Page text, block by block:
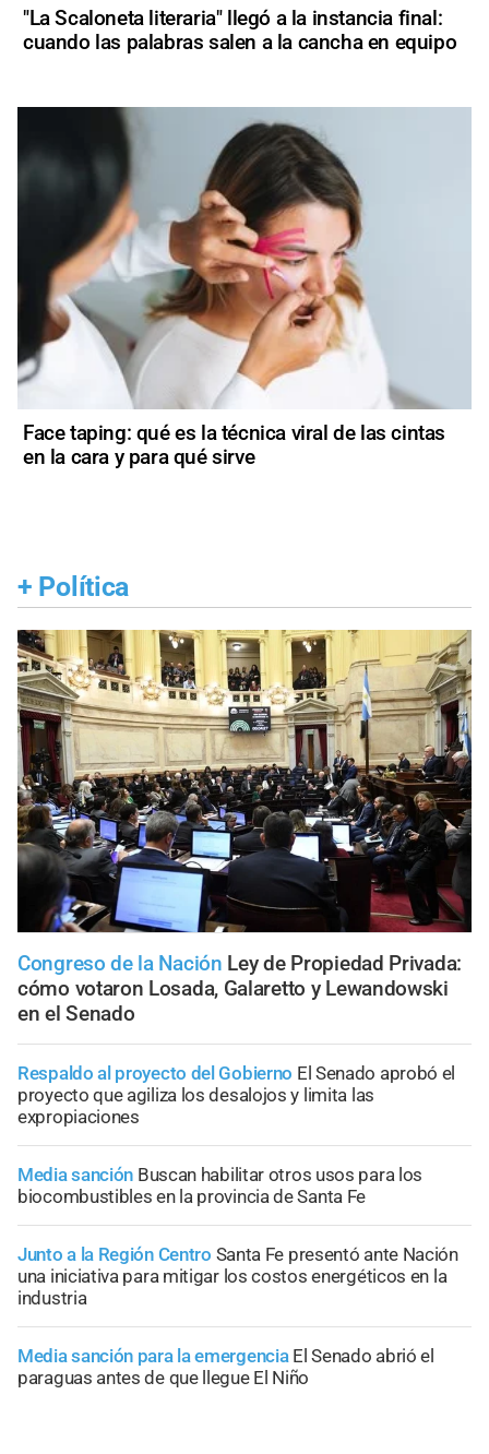
"La Scaloneta literaria" llegó a la instancia final:
cuando las palabras salen a la cancha en equipo
Face taping: qué es la técnica viral de las cintas
en la cara y para qué sirve
+ Política
Congreso de la Nación Ley de Propiedad Privada:
cómo votaron Losada, Galaretto y Lewandowski
en el Senado
Respaldo al proyecto del Gobierno El Senado aprobó el
proyecto que agiliza los desalojos y limita las
expropiaciones
Media sanción Buscan habilitar otros usos para los
biocombustibles en la provincia de Santa Fe
Junto a la Región Centro Santa Fe presentó ante Nación
una iniciativa para mitigar los costos energéticos en la
industria
Media sanción para la emergencia El Senado abrió el
paraguas antes de que llegue El Niño